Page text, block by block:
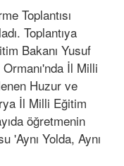
Toplantısı
Toplantıya
Bakanı Yusuf
İl Milli
Huzur ve
İl Milli Eğitim
öğretmenin
'Aynı Yolda, Aynı